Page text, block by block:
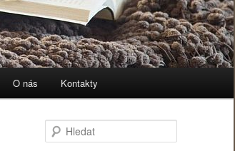
O nás Kontakty
Hledat